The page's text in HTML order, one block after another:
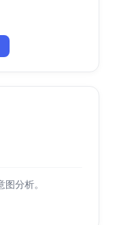
图分析。